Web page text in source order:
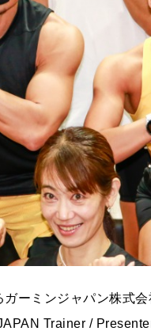
ーミンジャパン株式
Trainer /